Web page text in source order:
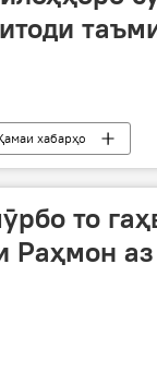
хабарҳо
то
Раҳмон